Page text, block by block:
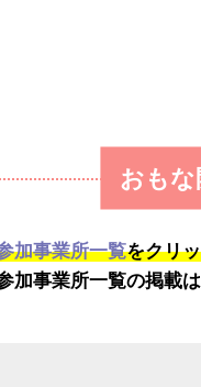
おも
加事業所一覧をクリ
加事業所一覧の掲載